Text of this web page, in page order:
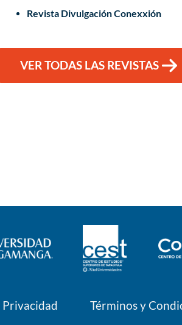
Revista Divulgación Conexxión
VER TODAS LAS REVISTAS
Privacidad Términos y